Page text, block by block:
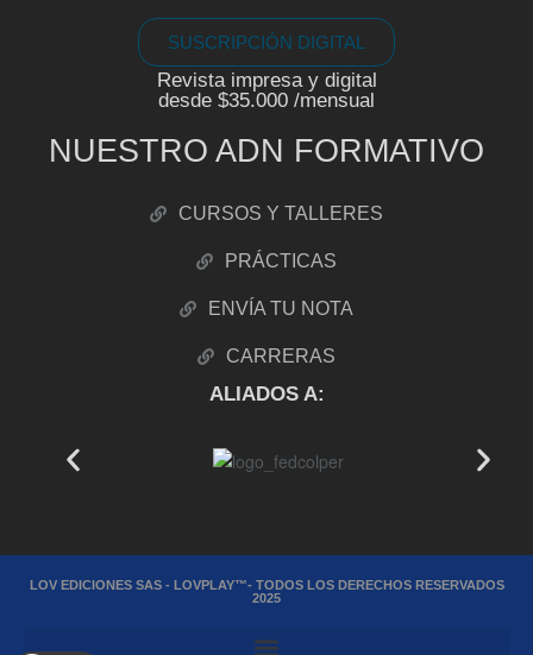
SUSCRIPCIÓN DIGITAL
Revista impresa y digital
desde $35.000 /mensual
NUESTRO ADN FORMATIVO
CURSOS Y TALLERES
PRÁCTICAS
ENVÍA TU NOTA
CARRERAS
ALIADOS A:
LOV EDICIONES SAS - LOVPLAY™- TODOS LOS DERECHOS RESERVADOS
2025